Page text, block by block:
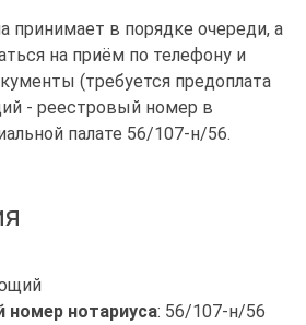
принимает в порядке очереди, а
на приём по телефону и
(требуется предоплата
- реестровый номер в
палате 56/107-н/56.
номер нотариуса: 56/107-н/56